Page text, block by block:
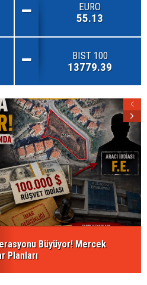
EURO
55.13
BIST 100
13779.39
Büyüyor! Mercek
Planları